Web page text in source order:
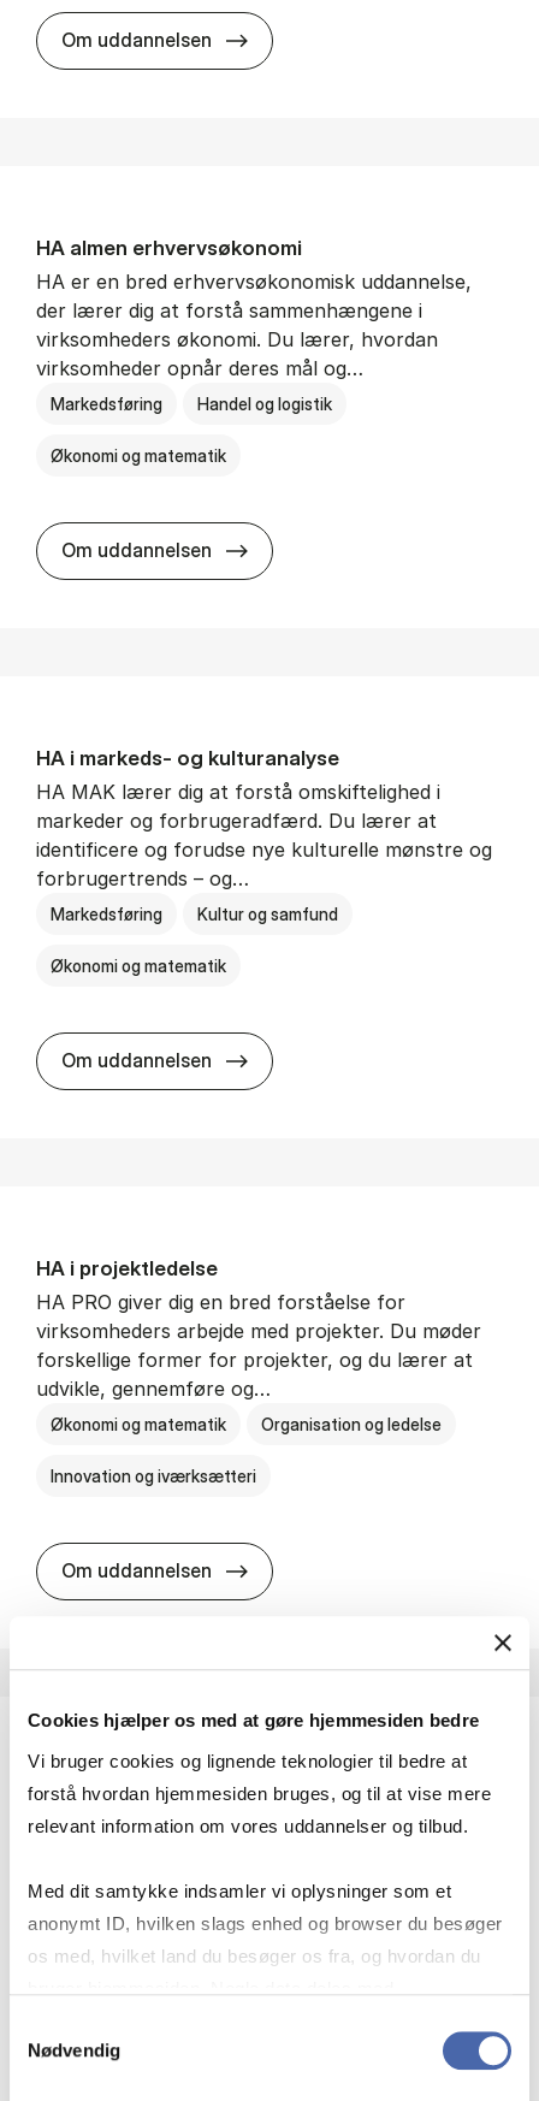
Cookies hjælper os med at gøre hjemmesiden bedre
Vi bruger cookies og lignende teknologier til bedre at
forstå hvordan hjemmesiden bruges, og til at vise mere
relevant information om vores uddannelser og tilbud.
Med dit samtykke indsamler vi oplysninger som et
anonymt ID, hvilken slags enhed og browser du besøger
os med, hvilket land du besøger os fra, og hvordan du
markedsføring. Du bestemmer selv - og kan altid trække
Nødvendig
Om uddannelsen BSc in In­ter­na­tion­al Ship­ping
HA al­men erhvervs­økonomi
HA er en bred erhvervsøkonomisk uddannelse,
der lærer dig at forstå sammenhængene i
virksomheders økonomi. Du lærer, hvordan
virksomheder opnår deres mål og…
Markedsføring Handel og logistik
Økonomi og matematik
Om uddannelsen HA al­men erhvervs­økonomi
HA i mar­keds- og kul­tu­r­a­na­ly­se
HA MAK lærer dig at forstå omskiftelighed i
markeder og forbrugeradfærd. Du lærer at
identificere og forudse nye kulturelle mønstre og
forbrugertrends – og…
Markedsføring Kultur og samfund
Økonomi og matematik
Om uddannelsen HA i mar­keds- og kul­tu­r­a­na­ly­se
HA i pro­jekt­le­del­se
HA PRO giver dig en bred forståelse for
virksomheders arbejde med projekter. Du møder
forskellige former for projekter, og du lærer at
udvikle, gennemføre og…
Økonomi og matematik Organisation og ledelse
Innovation og iværksætteri
Om uddannelsen HA i pro­jekt­le­del­se
HA(fil.) - erhvervs­økonomi og fi­lo­so­fi
virksomheder møder i vores komplekse verden.
effektivitet og…
Økonomi og matematik Kultur og samfund